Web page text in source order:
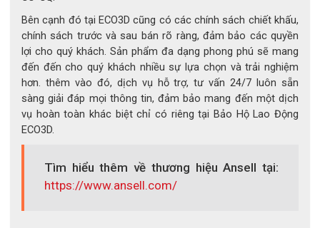
Bên cạnh đó tại ECO3D cũng có các chính sách chiết khấu,
chính sách trước và sau bán rõ ràng, đảm bảo các quyền
lợi cho quý khách. Sản phẩm đa dạng phong phú sẽ mang
đến đến cho quý khách nhiều sự lựa chọn và trải nghiệm
hơn. thêm vào đó, dịch vụ hỗ trợ, tư vấn 24/7 luôn sẵn
sàng giải đáp mọi thông tin, đảm bảo mang đến một dịch
vụ hoàn toàn khác biệt chỉ có riêng tại Bảo Hộ Lao Động
ECO3D.
Tìm hiểu thêm về thương hiệu Ansell tại:
https://www.ansell.com/